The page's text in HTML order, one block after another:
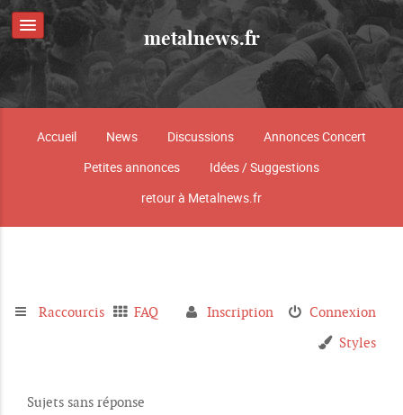
metalnews.fr
Accueil News Discussions
Annonces Concert
Petites annonces
Idées / Suggestions
retour à Metalnews.fr
Raccourcis FAQ Connexion
Inscription
Styles
Sujets sans réponse